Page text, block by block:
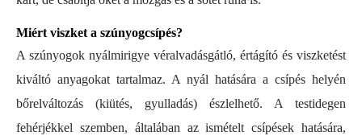
Miért viszket a szúnyogcsípés?
A szúnyogok nyálmirigye véralvadásgátló, értágító és viszketést
kiváltó anyagokat tartalmaz. A nyál hatására a csípés helyén
bőrelváltozás (kiütés, gyulladás) észlelhető. A testidegen
fehérjékkel szemben, általában az ismételt csípések hatására,